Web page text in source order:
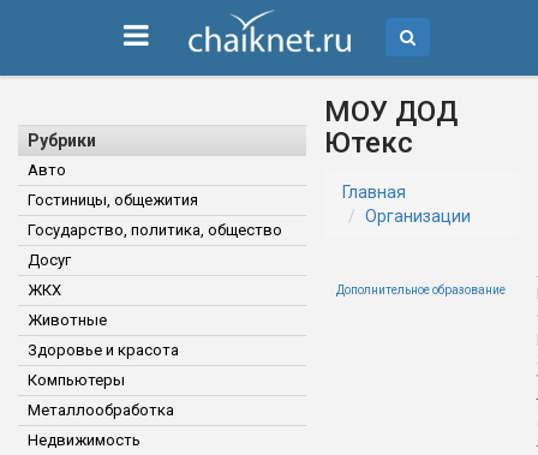
Рубрики
Авто
Гостиницы, общежития
Государство, политика, общество
Досуг
ЖКХ
Животные
Здоровье и красота
Компьютеры
Металлообработка
Недвижимость
МОУ ДОД
Ютекс
Главная
Организации
Дополнительное образование